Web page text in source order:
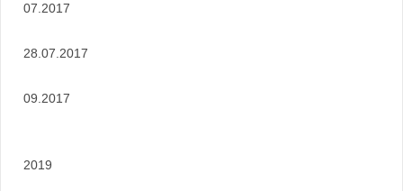
07.2017
28.07.2017
09.2017
2019